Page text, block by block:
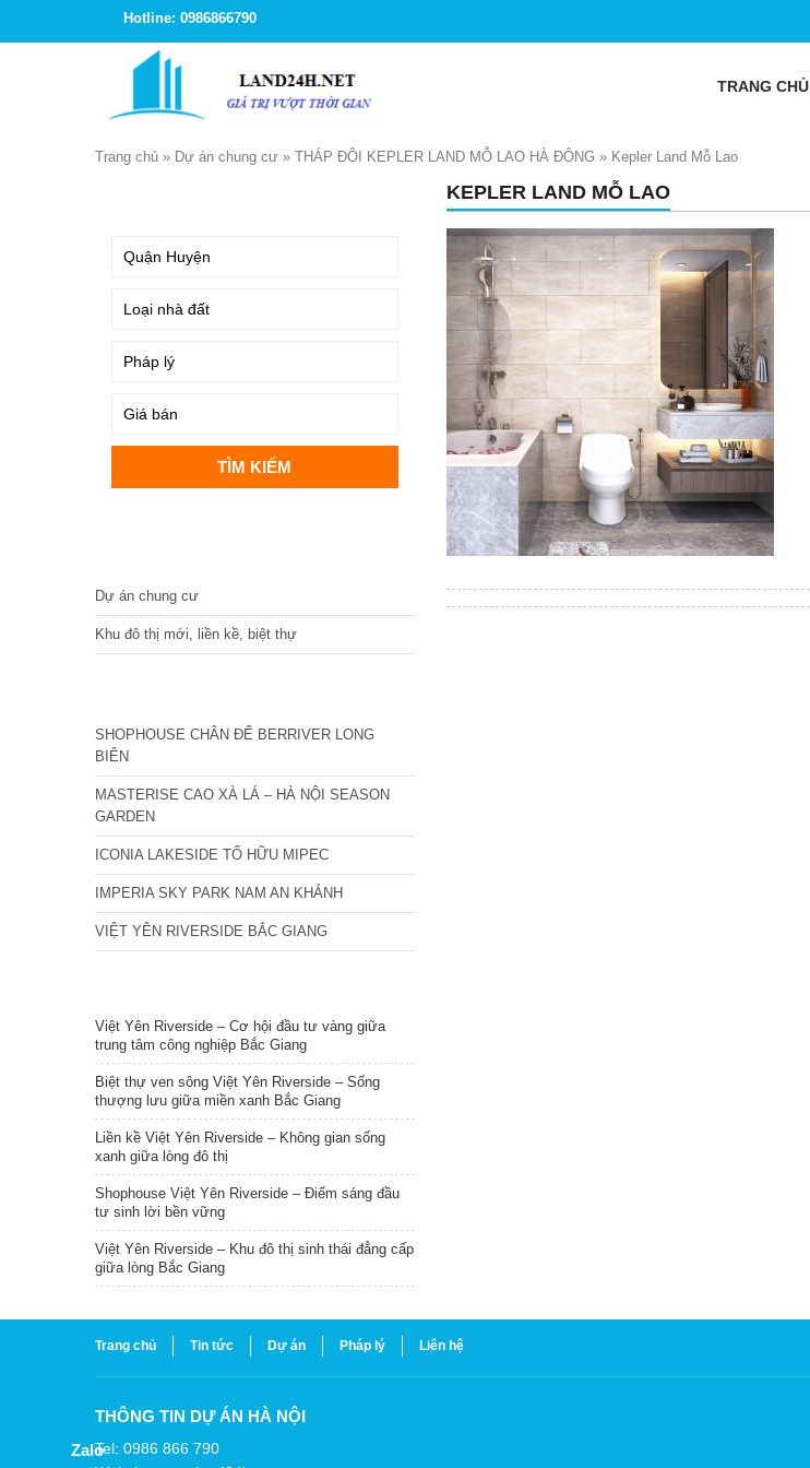
Hotline: 0986866790
TRANG CHỦ
Trang chủ » Dự án chung cư » THÁP ĐÔI KEPLER LAND MỖ LAO HÀ ĐÔNG » Kepler Land Mỗ Lao
KEPLER LAND MỖ LAO
Dự án chung cư
Khu đô thị mới, liền kề, biệt thự
SHOPHOUSE CHÂN ĐẾ BERRIVER LONG
BIÊN
MASTERISE CAO XÀ LÁ – HÀ NỘI SEASON
GARDEN
ICONIA LAKESIDE TỐ HỮU MIPEC
IMPERIA SKY PARK NAM AN KHÁNH
VIỆT YÊN RIVERSIDE BẮC GIANG
Việt Yên Riverside – Cơ hội đầu tư vàng giữa
trung tâm công nghiệp Bắc Giang
Biệt thự ven sông Việt Yên Riverside – Sống
thượng lưu giữa miền xanh Bắc Giang
Liền kề Việt Yên Riverside – Không gian sống
xanh giữa lòng đô thị
Shophouse Việt Yên Riverside – Điểm sáng đầu
tư sinh lời bền vững
Việt Yên Riverside – Khu đô thị sinh thái đẳng cấp
giữa lòng Bắc Giang
Trang chủ Tin tức Dự án Pháp lý Liên hệ
THÔNG TIN DỰ ÁN HÀ NỘI
Tel: 0986 866 790
Zalo